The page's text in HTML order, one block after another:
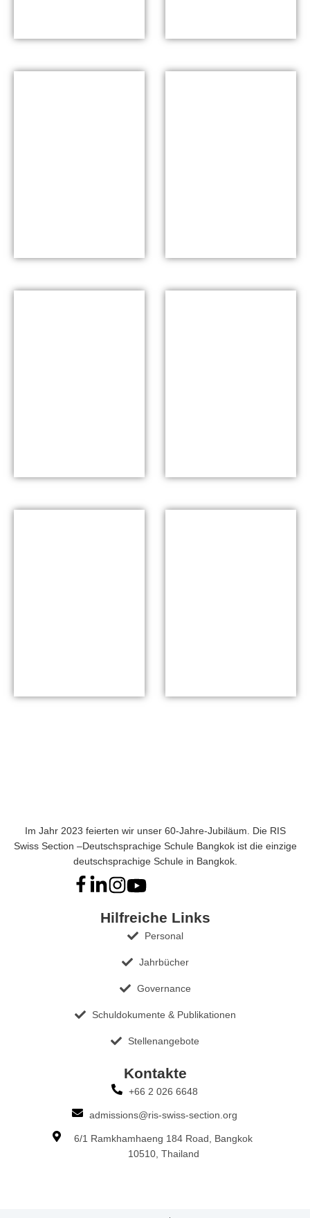
Im Jahr 2023 feierten wir unser 60-Jahre-Jubiläum. Die RIS
Swiss Section –Deutschsprachige Schule Bangkok ist die einzige
deutschsprachige Schule in Bangkok.
Hilfreiche Links
Personal
Jahrbücher
Governance
Schuldokumente & Publikationen
Stellenangebote
Kontakte
+66 2 026 6648
admissions@ris-swiss-section.org
6/1 Ramkhamhaeng 184 Road, Bangkok
10510, Thailand